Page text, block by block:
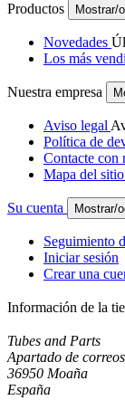
Productos Mostrar/
Novedades
Los más
Nuestra empresa
Aviso legal
Política de
Contacte con
Mapa del sitio
Su cuenta Mostrar/
Seguimiento
Iniciar sesión
Crear una
Información de la
Tubes and Parts
Apartado de
36950 Moaña
España